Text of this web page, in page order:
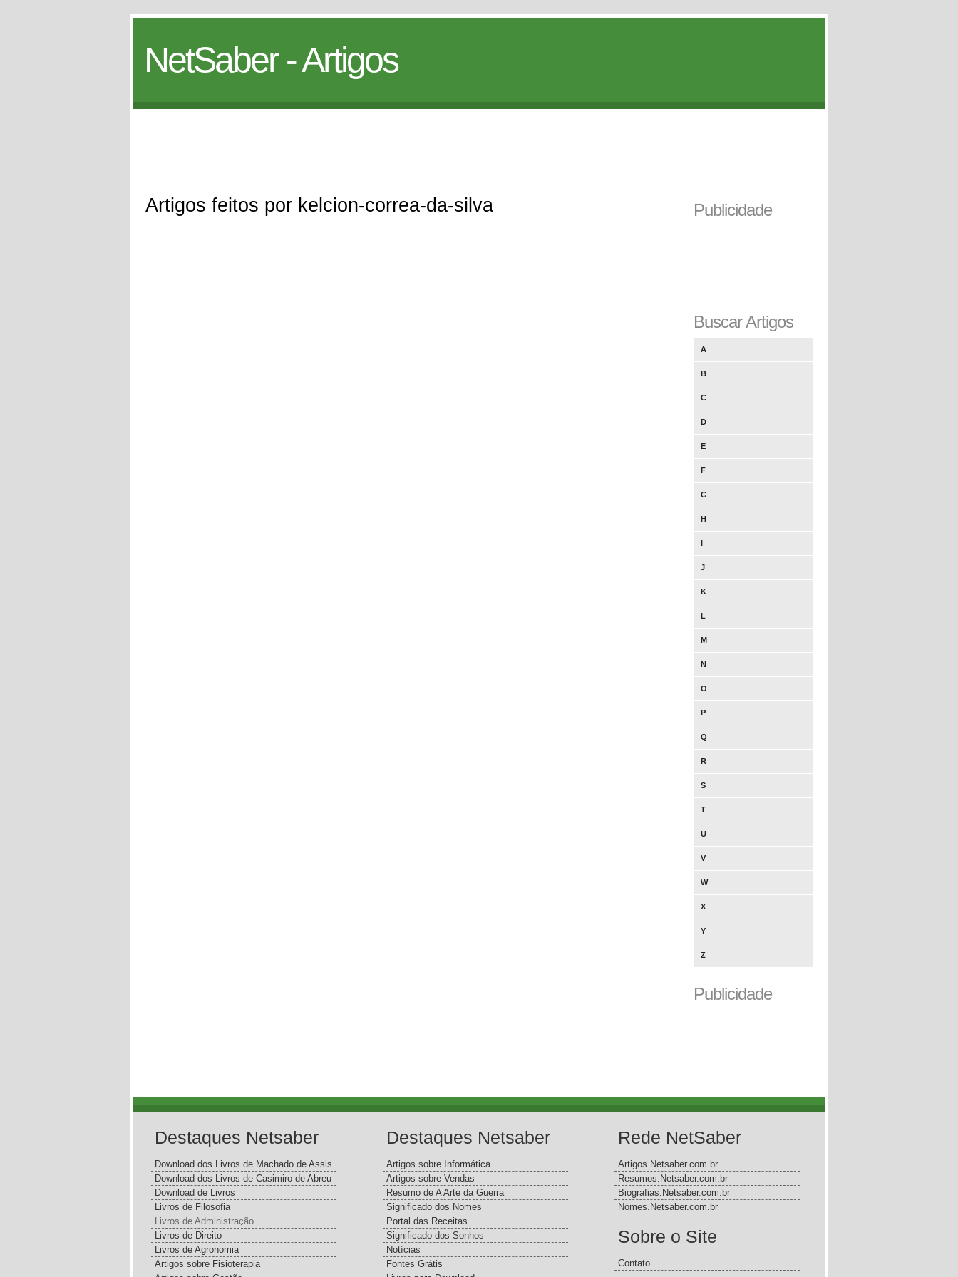
NetSaber - Artigos
Artigos feitos por kelcion-correa-da-silva Publicidade
Buscar Artigos
A
B
C
D
E
F
G
H
I
J
K
L
M
N
O
P
Q
R
S
T
U
V
W
X
Y
Z
Publicidade
Destaques Netsaber
Download dos Livros de Machado de Assis
Download dos Livros de Casimiro de Abreu
Download de Livros
Livros de Filosofia
Livros de Administração
Livros de Direito
Livros de Agronomia
Artigos sobre Fisioterapia
Destaques Netsaber
Artigos sobre Informática
Artigos sobre Vendas
Resumo de A Arte da Guerra
Significado dos Nomes
Portal das Receitas
Significado dos Sonhos
Notícias
Fontes Grátis
Rede NetSaber
Artigos.Netsaber.com.br
Resumos.Netsaber.com.br
Biografias.Netsaber.com.br
Nomes.Netsaber.com.br
Sobre o Site
Contato